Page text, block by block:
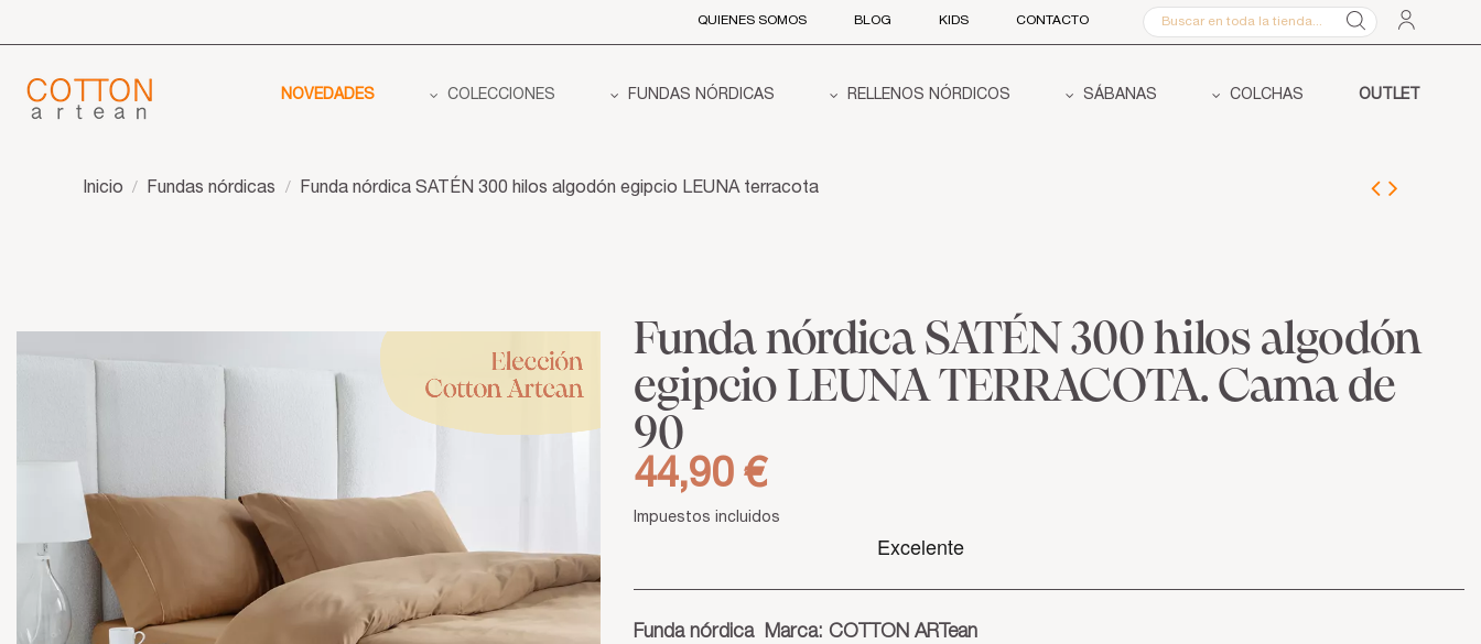
QUIENES SOMOS BLOG KIDS CONTACTO
NOVEDADES COLECCIONES FUNDAS NÓRDICAS RELLENOS NÓRDICOS SÁBANAS COLCHAS OUTLET
Inicio Fundas nórdicas Funda nórdica SATÉN 300 hilos algodón egipcio LEUNA terracota
Funda nórdica SATÉN 300 hilos algodón
egipcio LEUNA TERRACOTA. Cama de
90
44,90 €
Impuestos incluidos
Funda nórdica Marca: COTTON ARTean